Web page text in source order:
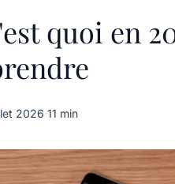
quoi en
2026·11 min